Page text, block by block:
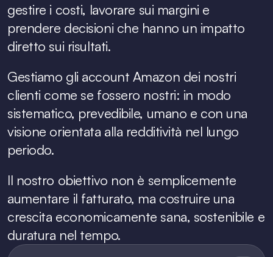
gestire i costi, lavorare sui margini e
prendere decisioni che hanno un impatto
diretto sui risultati.
Gestiamo gli account Amazon dei nostri
clienti come se fossero nostri: in modo
sistematico, prevedibile, umano e con una
visione orientata alla redditività nel lungo
periodo.
Il nostro obiettivo non è semplicemente
aumentare il fatturato, ma costruire una
crescita economicamente sana, sostenibile e
duratura nel tempo.